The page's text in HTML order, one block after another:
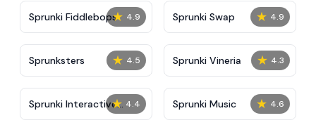
★ 4.9
Sprunki Fiddlebops ★ 4.9
Sprunki Swap
★ 4.5
Sprunksters ★ 4.3
Sprunki Vineria
★ 4.4
Sprunki Interactive
Tunner
★ 4.6
Sprunki Music